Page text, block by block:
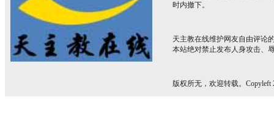
时内撤下。
天主教在线维护网友自由评论
本站绝对禁止发布人身攻击、
版权所无，欢迎转载。